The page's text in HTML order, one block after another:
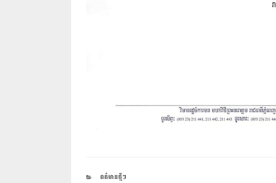
CATEGORIES
ពត៌មានថ្មីៗ